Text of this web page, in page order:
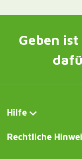
Geben
Hilfe
Rechtliche